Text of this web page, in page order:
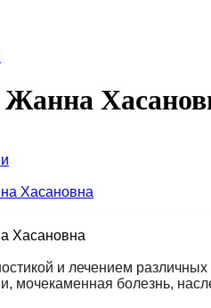
Хасановна
и лечением
мочекаменная болезнь,